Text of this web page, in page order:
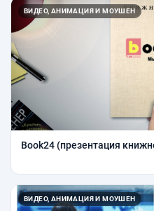
ВИДЕО, АНИМАЦИЯ И МОУШЕН
Book24 (презентация
ВИДЕО, АНИМАЦИЯ И МОУШЕН